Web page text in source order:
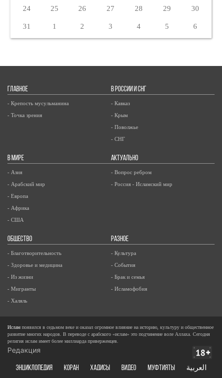
24 25 26 27 28 29 30
31 1 2 3 4 5 6
ГЛАВНОЕ
- Крепость мусульманина
- Точка зрения
В РОССИИ И СНГ
- Кавказ
- Крым
- Поволжье
- СНГ
В МИРЕ
- Азия
- Арабский мир
- Европа
- Африка
- США
АКТУАЛЬНО
- Вопрос ребром
- Россия - Исламский мир
ОБЩЕСТВО
- Благотворительность
- Здоровье и медицина
- Из жизни
- Мигранты
- Халяль
РАЗНОЕ
- Культура
- События
- Брак и семья
- Исламофобия
Ислам появился в седьмом веке и оказал огромное влияние на историю, культуру и общественное
развитие многих народов. В переводе с арабского «ислам» это подчинение воле Аллаха. Сегодня
религия ислам имеет более миллиарда приверженцев.
Редакция
ЭНЦИКЛОПЕДИЯ КОРАН ХАДИСЫ ВИДЕО Муфтияты العربية